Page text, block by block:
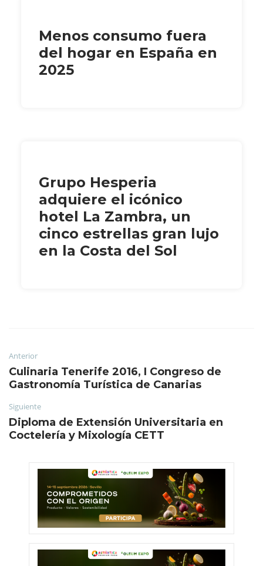
Menos consumo fuera
del hogar en España en
2025
Grupo Hesperia
adquiere el icónico
hotel La Zambra, un
cinco estrellas gran lujo
en la Costa del Sol
Anterior
Culinaria Tenerife 2016, I Congreso de
Gastronomía Turística de Canarias
Siguiente
Diploma de Extensión Universitaria en
Coctelería y Mixología CETT